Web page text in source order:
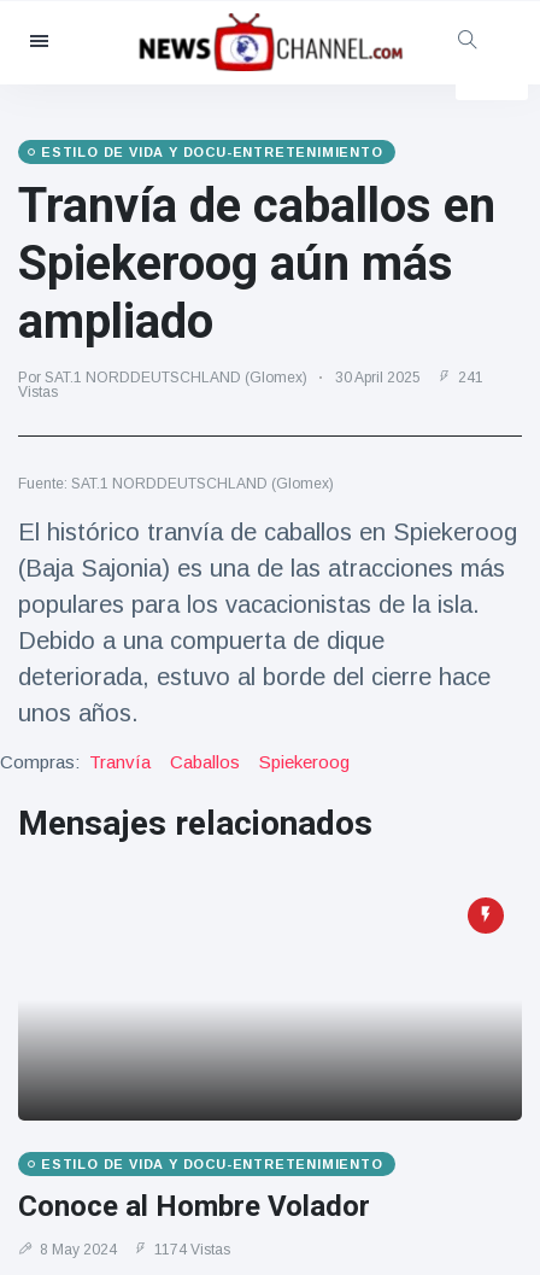
Categorías
Social y Diversión
(155)
Cine y TV
(81)
Celebridades
(13938)
Moda y Belleza
Coches y Motor
Comida y bebida
(79)
Juegos
(160)
(121)
Salud y forma física
(73)
Viajes y Aventura
(77)
Últimas noticias
SKAI News
07/10/2025
7 October
9000 Vistas
Großmutter
Geburtstag
und tanzt
Mariachi-
ESTILO DE VIDA Y DOCU-ENTRETENIMIENTO
Tranvía de caballos en
Spiekeroog aún más
ampliado
Por SAT.1 NORDDEUTSCHLAND (Glomex) 30 April 2025
241
Vistas
Fuente: SAT.1 NORDDEUTSCHLAND (Glomex)
El histórico tranvía de caballos en Spiekeroog
(Baja Sajonia) es una de las atracciones más
populares para los vacacionistas de la isla.
Debido a una compuerta de dique
deteriorada, estuvo al borde del cierre hace
unos años.
Compras: Tranvía Caballos Spiekeroog
Mensajes relacionados
ESTILO DE VIDA Y DOCU-ENTRETENIMIENTO
Conoce al Hombre Volador
8 May 2024 1174 Vistas